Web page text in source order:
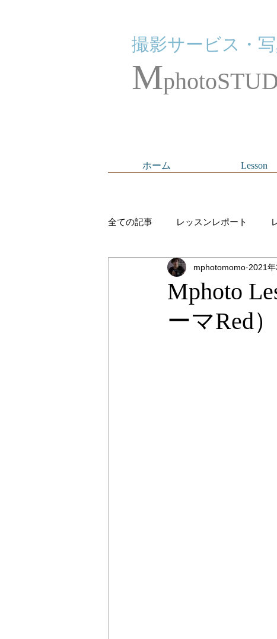
撮影サービス・
M
ホーム Lesson
全ての記事 レッスンレポート
オンラインストア 出張撮影
プライベートレッスン 出張レ
Mphoto
ーマRed）
mphotomomo 2021